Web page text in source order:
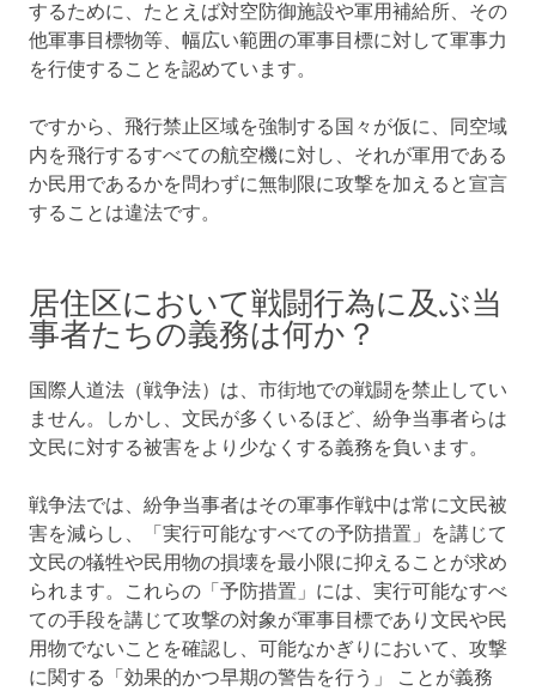
するために、たとえば対空防御施設や軍用補給所、その
他軍事目標物等、幅広い範囲の軍事目標に対して軍事力
を行使することを認めています。
ですから、飛行禁止区域を強制する国々が仮に、同空域
内を飛行するすべての航空機に対し、それが軍用である
か民用であるかを問わずに無制限に攻撃を加えると宣言
することは違法です。
居住区において戦闘行為に及ぶ当
事者たちの義務は何か？
国際人道法（戦争法）は、市街地での戦闘を禁止してい
ません。しかし、文民が多くいるほど、紛争当事者らは
文民に対する被害をより少なくする義務を負います。
戦争法では、紛争当事者はその軍事作戦中は常に文民被
害を減らし、「実行可能なすべての予防措置」を講じて
文民の犠牲や民用物の損壊を最小限に抑えることが求め
られます。これらの「予防措置」には、実行可能なすべ
ての手段を講じて攻撃の対象が軍事目標であり文民や民
用物でないことを確認し、可能なかぎりにおいて、攻撃
に関する「効果的かつ早期の警告を行う」 ことが義務